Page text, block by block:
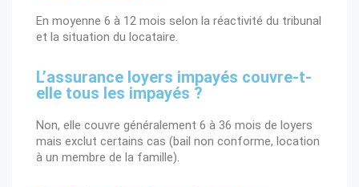
En moyenne 6 à 12 mois selon la réactivité du tribunal
et la situation du locataire.
L’assurance loyers impayés couvre-t-
elle tous les impayés ?
Non, elle couvre généralement 6 à 36 mois de loyers
mais exclut certains cas (bail non conforme, location
à un membre de la famille).